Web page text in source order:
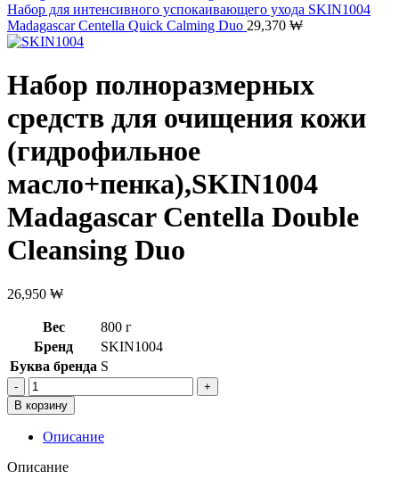
Набор для интенсивного успокаивающего ухода SKIN1004
Madagascar Centella Quick Calming Duo 29,370 ₩
Набор полноразмерных
средств для очищения кожи
(гидрофильное
масло+пенка),SKIN1004
Madagascar Centella Double
Cleansing Duo
26,950 ₩
Вес
800 г
Бренд
SKIN1004
Буква бренда S
Количество
товара
Набор
полноразмерных
средств
для
В корзину
Описание
Описание